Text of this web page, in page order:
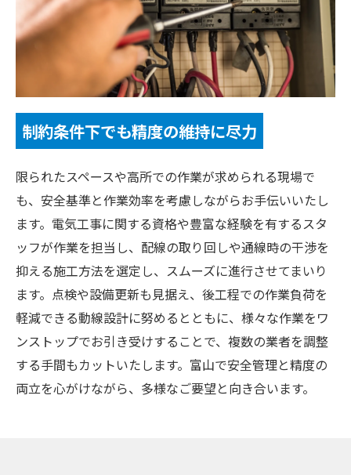
制約条件下でも精度の維持に尽力
限られたスペースや高所での作業が求められる現場で
も、安全基準と作業効率を考慮しながらお手伝いいたし
ます。電気工事に関する資格や豊富な経験を有するスタ
ッフが作業を担当し、配線の取り回しや通線時の干渉を
抑える施工方法を選定し、スムーズに進行させてまいり
ます。点検や設備更新も見据え、後工程での作業負荷を
軽減できる動線設計に努めるとともに、様々な作業をワ
ンストップでお引き受けすることで、複数の業者を調整
する手間もカットいたします。富山で安全管理と精度の
両立を心がけながら、多様なご要望と向き合います。